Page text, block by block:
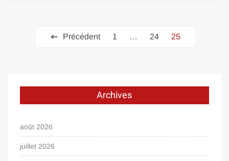
PaginationPrécédent 1 … 24 25
Archives
août 2026
juillet 2026